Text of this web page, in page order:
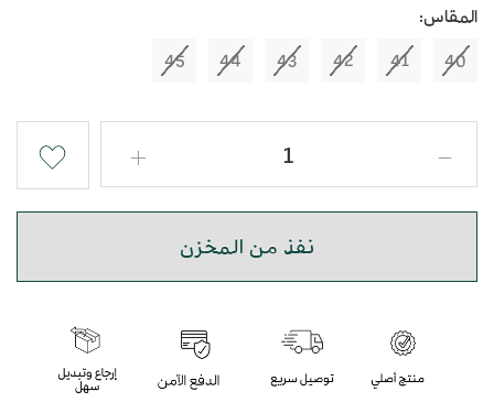
المقاس:
40
41
42
43
44
45
نفذ من المخزن